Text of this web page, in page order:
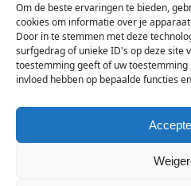
Om de beste ervaringen te bieden,
cookies om informatie over je
Door in te stemmen met deze
surfgedrag of unieke ID's op deze site
toestemming geeft of uw
invloed hebben op bepaalde functies
Vul
hier
je
e-
mailadres
in
Sign